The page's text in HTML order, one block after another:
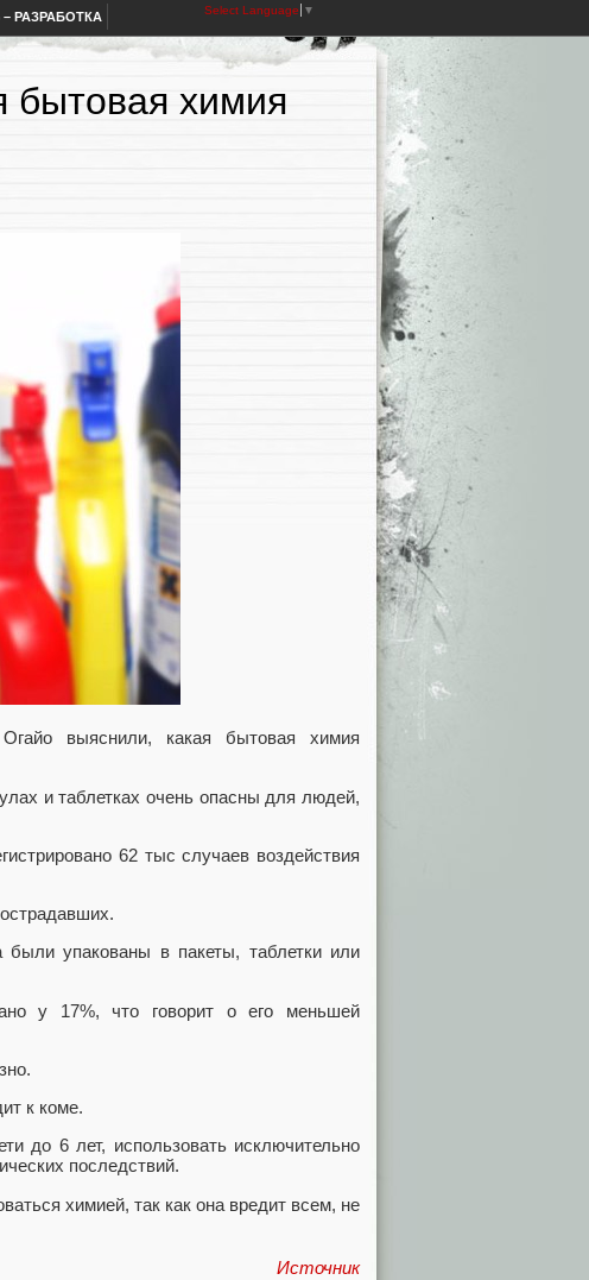
– РАЗРАБОТКА Select Language ▼
бытовая химия
Огайо выяснили, какая бытовая химия
и таблетках очень опасны для людей,
62 тыс случаев воздействия
упакованы в пакеты, таблетки или
у 17%, что говорит о его меньшей
к коме.
до 6 лет, использовать исключительно
последствий.
химией, так как она вредит всем, не
Источник